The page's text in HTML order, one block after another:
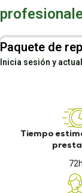
Paquete de
Inicia sesión y
Tiempo
72h